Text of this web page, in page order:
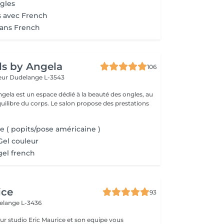
avec French
French
by Angela
106
Dudelange L-3543
est un espace dédié à la beauté des ongles, au
du corps. Le salon propose des prestations
( popits/pose américaine )
couleur
french
93
L-3436
son equipe vous